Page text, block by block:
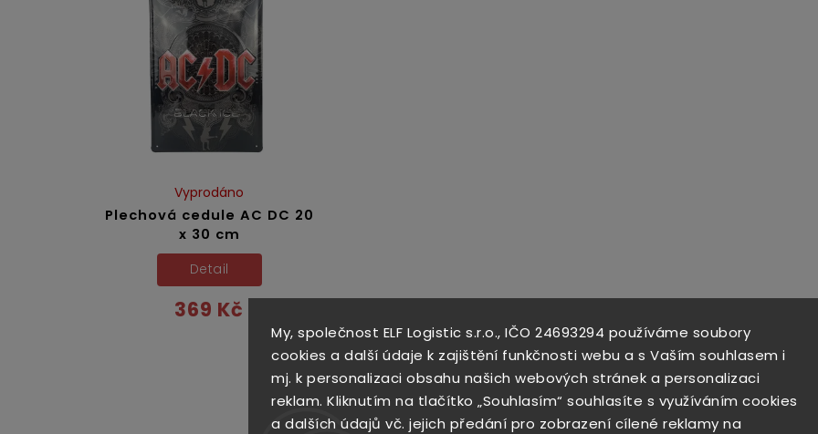
My, společnost ELF Logistic s.r.o., IČO 24693294 používáme soubory
cookies a další údaje k zajištění funkčnosti webu a s Vaším souhlasem i
mj. k personalizaci obsahu našich webových stránek a personalizaci
reklam. Kliknutím na tlačítko „Souhlasím“ souhlasíte s využíváním cookies
a dalších údajů vč. jejich předání pro zobrazení cílené reklamy na
Plechová cedule AC DC 20
x 30 cm
Vyprodáno
369 Kč
Detail